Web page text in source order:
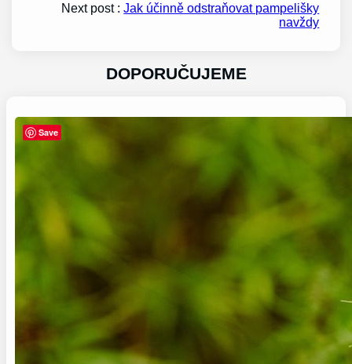
Next post :Jak účinně odstraňovat pampelišky
navždy
DOPORUČUJEME
Save